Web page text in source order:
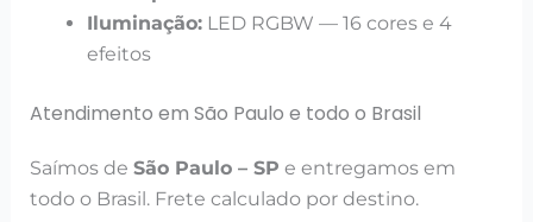
Iluminação:LED RGBW — 16 cores e 4
efeitos
Atendimento em São Paulo e todo o Brasil
Saímos de São Paulo – SP e entregamos em
todo o Brasil. Frete calculado por destino.